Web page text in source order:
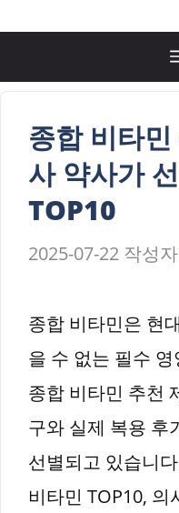
츠
종합 비타
사 약사가
TOP10
2025-07-22 작성
종합 비타민은 현
을 수 없는 필수
종합 비타민 추천
구와 실제 복용 후
선별되고 있습니
비타민 TOP10, 의